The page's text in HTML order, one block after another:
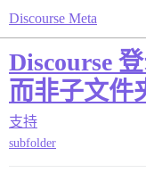
Discourse Meta
Discourse
而非子文件
支持
subfolder